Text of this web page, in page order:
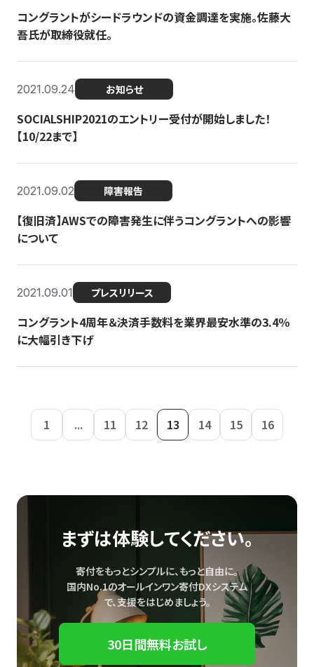
コングラントがシードラウンドの資金調達を実施。佐藤大
吾氏が取締役就任。
2021.09.24 お知らせ
SOCIALSHIP2021のエントリー受付が開始しました！
【10/22まで】
2021.09.02 障害報告
【復旧済】AWSでの障害発生に伴うコングラントへの影響
について
2021.09.01 プレスリリース
コングラント4周年＆決済手数料を業界最安水準の3.4％
に大幅引き下げ
1 ... 11 12 13 14 15 16
まずは体験してください。
寄付をもっとシンプルに、もっと自由に。
国内No.1のオールインワン寄付DXシステム
で、支援をはじめましょう。
30日間無料お試し